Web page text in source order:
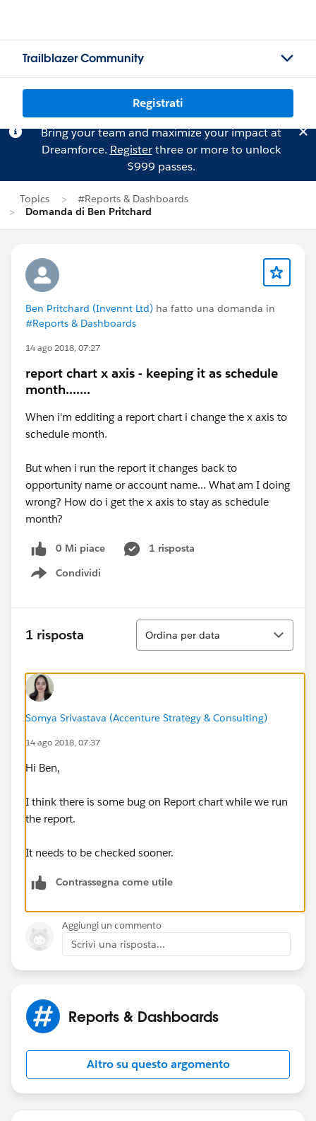
Trailblazer Community
Registrati
Bring your team and maximize your impact at
Dreamforce. Registerthree or more to unlock
$999 passes.
Topics
#Reports & Dashboards
Domanda di Ben Pritchard
Ben Pritchard (Invennt Ltd) ha fatto una domanda in
#Reports & Dashboards
14 ago 2018, 07:27
report chart x axis - keeping it as schedule
month.......
When i'm edditing a report chart i change the x axis to
schedule month.
But when i run the report it changes back to
opportunity name or account name... What am I doing
wrong? How do i get the x axis to stay as schedule
month?
0 Mi piace
1 risposta
Condividi
Show menu
1 risposta
Ordina
Ordina per data
Somya Srivastava (Accenture Strategy & Consulting)
14 ago 2018, 07:37
Hi Ben,
I think there is some bug on Report chart while we run
the report.
It needs to be checked sooner.
Contrassegna come utile
Aggiungi un commento
Scrivi una risposta...
Reports & Dashboards
Altro su questo argomento